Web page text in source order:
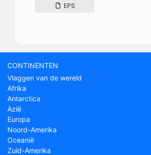
EPS
CONTINENTEN
Vlaggen van de wereld
Afrika
Antarctica
Azië
Europa
Noord-Amerika
Oceanië
Zuid-Amerika